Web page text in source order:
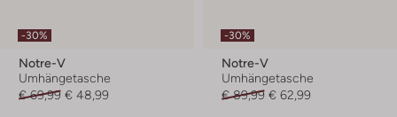
-30%
Notre-V
Umhängetasche
€ 69,99 € 48,99
-30%
Notre-V
Umhängetasche
€ 89,99 € 62,99